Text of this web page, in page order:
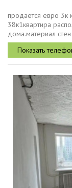
продается евро 3к
38к1квартира
дома.материал
жилая 28 кв.м
современным